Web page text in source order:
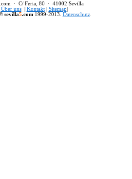
· C/ Feria, 80 · 41002 Sevilla
Über uns| Kontakt| Sitemap
sevilla5.com1999-2013. Datenschutz.